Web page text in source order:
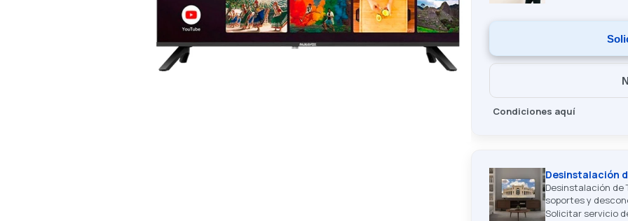
Condiciones aquí
Desinstalación
Desinstalación de
soportes y
Solicitar servicio